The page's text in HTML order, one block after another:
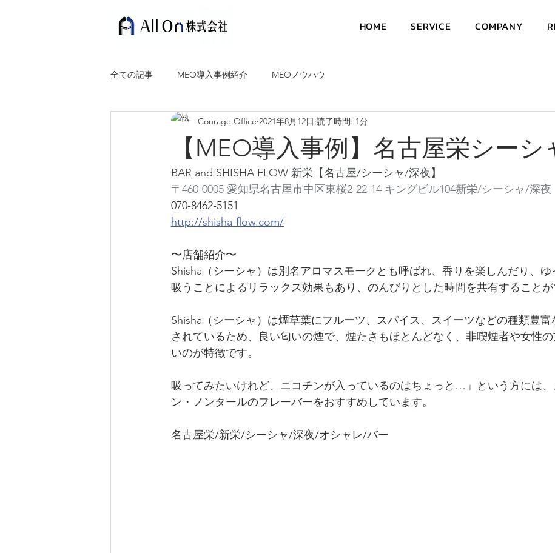
HOME SERVICE COMPANY
全ての記事 MEO導入事例紹介 MEOノウハウ
【MEO導入事例】名古屋栄シーシ
Courage Office 2021年8月12日 読了時間: 1分
BAR and SHISHA FLOW 新栄【名古屋/シーシャ/深夜】
〒460-0005 愛知県名古屋市中区東桜2-22-14 キングビル104新栄/シーシャ/深夜
070-8462-5151
http://shisha-flow.com/
〜店舗紹介〜
Shisha（シーシャ）は別名アロマスモークとも呼ばれ、香りを楽しんだり、ゆ
吸うことによるリラックス効果もあり、のんびりとした時間を共有することが
Shisha（シーシャ）は煙草葉にフルーツ、スパイス、スイーツなどの種類豊
されているため、良い匂いの煙で、煙たさもほとんどなく、非喫煙者や女性
いのが特徴です。
吸ってみたいけれど、ニコチンが入っているのはちょっと…」という方には
ン・ノンタールのフレーバーをおすすめしています。
名古屋栄/新栄/シーシャ/深夜/オシャレ/バー